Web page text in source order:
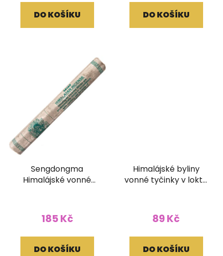
DO KOŠÍKU DO KOŠÍKU
Sengdongma
Himalájské vonné
185 Kč
DO KOŠÍKU
Himalájské byliny
vonné tyčinky v lokta
89 Kč
DO KOŠÍKU